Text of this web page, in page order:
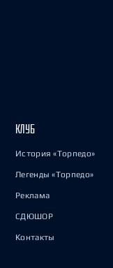
КЛУБ
История «Торпедо»
Легенды «Торпедо»
Реклама
СДЮШОР
Контакты